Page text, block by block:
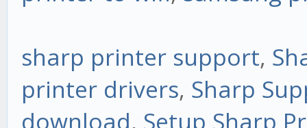
sharp printer support,
printer drivers, Sharp
download, Setup Sharp